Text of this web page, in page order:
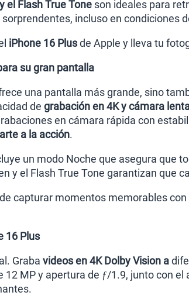
el Flash True Tone son ideales para
incluso en condiciones
iPhone 16 Plusde Apple y lleva tu
su gran pantalla
una pantalla más grande, sino
de grabación en 4K y cámara
en cámara rápida con
a la acción.
un modo Noche que asegura que
y el Flash True Tone garantizan que
capturar momentos memorables
16 Plus
Graba videos en 4K Dolby Vision a
12 MP y apertura de ƒ/1.9, junto con